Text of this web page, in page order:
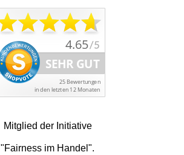
Mitglied der Initiative
"Fairness im Handel".